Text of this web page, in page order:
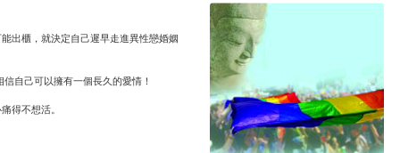
出櫃，就決定自己遲早走進異性戀婚姻
自己可以擁有一個長久的愛情！
得不想活。